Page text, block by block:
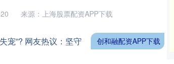
来源：上海股票配资APP下载
宠”? 网友热议：坚守
创和融配资APP下载